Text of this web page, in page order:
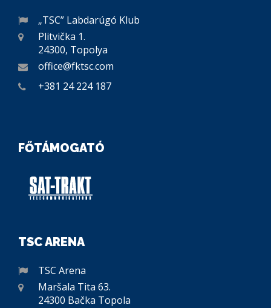
„TSC” Labdarúgó Klub
Plitvička 1.
24300, Topolya
office@fktsc.com
+381 24 224 187
FŐTÁMOGATÓ
TSC ARENA
TSC Arena
Maršala Tita 63.
24300 Bačka Topola